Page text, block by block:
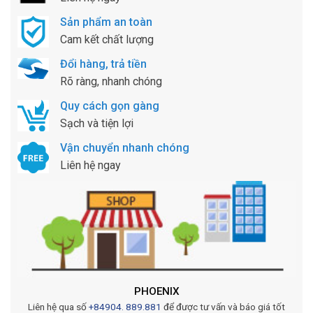
Sản phẩm an toàn
Cam kết chất lượng
Đổi hàng, trả tiền
Rõ ràng, nhanh chóng
Quy cách gọn gàng
Sạch và tiện lợi
Vận chuyển nhanh chóng
Liên hệ ngay
PHOENIX
Liên hệ qua số+84904. 889.881 để được tư vấn và báo giá tốt